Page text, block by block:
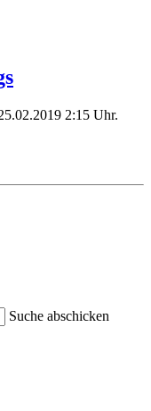
2:15 Uhr.
Suche abschicken